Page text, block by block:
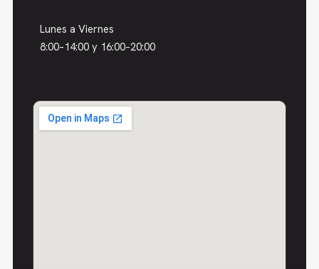
Lunes a Viernes
8:00–14:00 y 16:00–20:00